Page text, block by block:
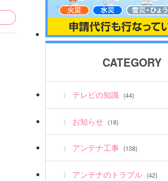
CATEGORY
テレビの知識 (44)
お知らせ (18)
アンテナ工事 (138)
アンテナのトラブル (42)